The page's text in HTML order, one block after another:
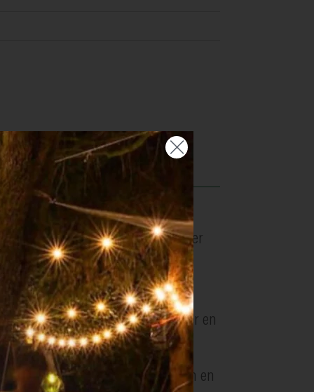
de helft van de chilivlokken, peper
op de barbecue in ca. 20 min.
af en toe. Neem van het vuur en
rasp de groene schil erboven en